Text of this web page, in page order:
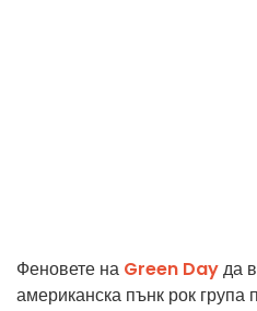
Феновете на Green Dayда
американска пънк рок група